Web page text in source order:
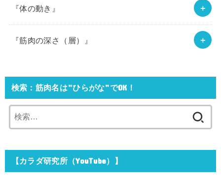
『体の動き』
『筋肉の深さ（層）』
検索：筋肉名は”ひらがな”でOK！
索:
【カラダ研究所（YouTube）】